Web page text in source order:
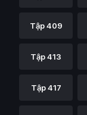
Tập 409
Tập 413
Tập 417